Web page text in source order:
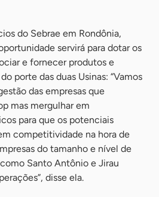
do Sebrae em Rondônia,
servirá para dotar os
e fornecer produtos e
porte das duas Usinas: “Vamos
das empresas que
mas mergulhar em
para que os potenciais
competitividade na hora de
do tamanho e nível de
Santo Antônio e Jirau
disse ela.